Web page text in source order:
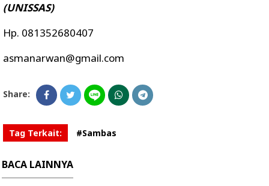
(UNISSAS)
Hp. 081352680407
asmanarwan@gmail.com
Share:
Tag Terkait: #Sambas
BACA LAINNYA